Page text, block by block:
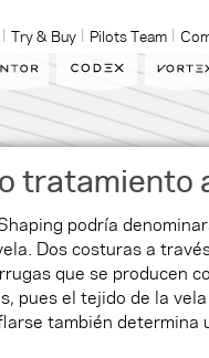
Try & Buy Pilots Team
tratamiento
podría
Dos costuras a
que se producen
pues el tejido de la
también determina